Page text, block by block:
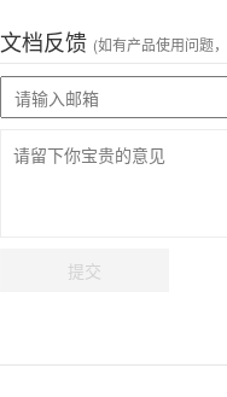
文档反馈 (如有产品使用问题
提交